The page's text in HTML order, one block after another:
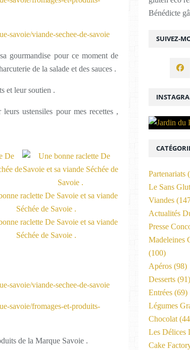
savoie/viande-sechee-de-savoie
gourmandise pour ce moment de
de la salade et des sauces .
et leur soutien .
ustensiles pour mes recettes ,
savoie/viande-sechee-de-savoie
savoie/fromages-et-produits-
de la Marque Savoie .
SUIVEZ-
Bénédicte
Partenariats
Le Sans
Viandes
Actualités
Presse
Madeleines
(100)
Apéros (98)
Desserts (91)
Entrées (69)
Légumes
Chocolat
Les Délices
Cake